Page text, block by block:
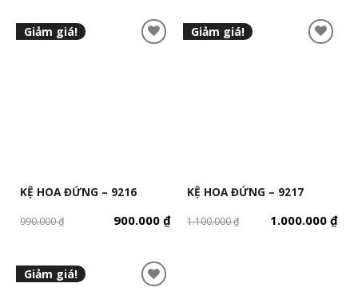
Giảm giá!
KỆ HOA ĐỨNG – 9216
990.000₫ 900.000₫
Giảm giá!
KỆ HOA ĐỨNG – 9217
1.100.000₫ 1.000.000₫
Giảm giá!